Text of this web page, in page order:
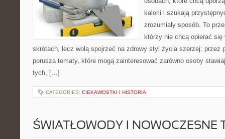
kalorii i szukają
zrozumiały sposób. To
którzy nie chcą opierać się
skrótach, lecz wolą spojrzeć na zdrowy styl życia szerzej: przez
porusza tematy, które mogą zainteresować zarówno osoby
tych, […]
CATEGORIES: CIEKAWOSTKI I HISTORIA
ŚWIATŁOWODY I NOWOCZESNE